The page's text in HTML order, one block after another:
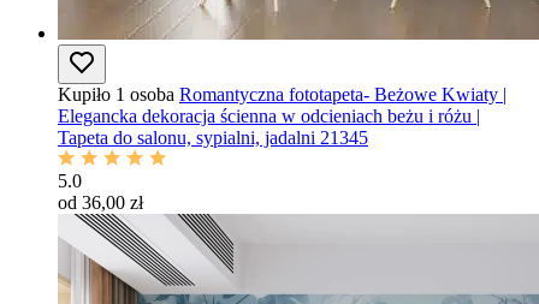
Kupiło 1 osoba Romantyczna fototapeta- Beżowe Kwiaty |
Elegancka dekoracja ścienna w odcieniach beżu i różu |
Tapeta do salonu, sypialni, jadalni 21345
5.0
od 36,00 zł